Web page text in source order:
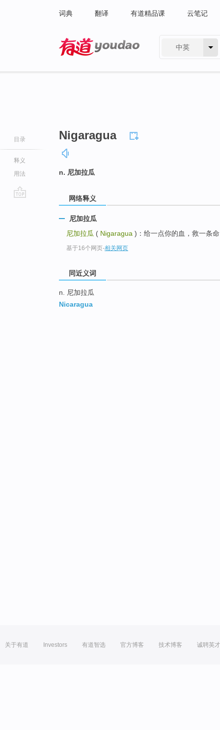
词典 翻译 有道精品课 云笔记
中英
目录
释义
用法
Nigaragua
n. 尼加拉瓜
网络释义
尼加拉瓜
尼加拉瓜 ( Nigaragua )：给一点你的血，救一条
基于16个网页-相关网页
同近义词
n. 尼加拉瓜
Nicaragua
关于有道 Investors 有道智选 官方博客 技术博客 诚聘英才